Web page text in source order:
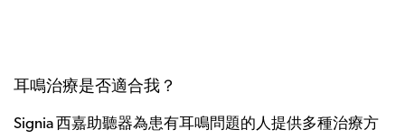
耳鳴治療是否適合我？
Signia 西嘉助聽器為患有耳鳴問題的人提供多種治療方